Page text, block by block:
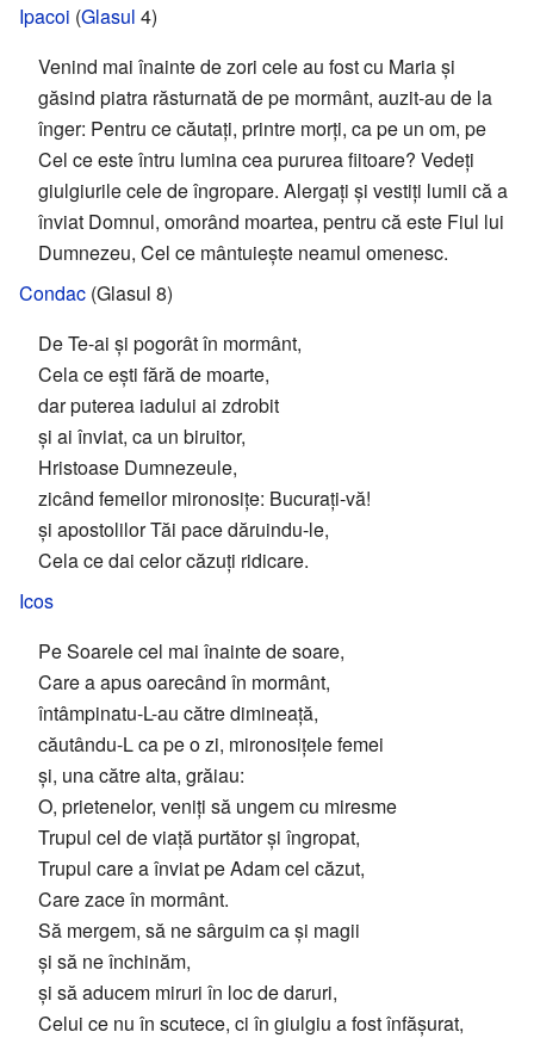
Ipacoi (Glasul 4)
Venind mai înainte de zori cele au fost cu Maria și
găsind piatra răsturnată de pe mormânt, auzit-au de la
înger: Pentru ce căutați, printre morți, ca pe un om, pe
Cel ce este întru lumina cea pururea fiitoare? Vedeți
giulgiurile cele de îngropare. Alergați și vestiți lumii că a
înviat Domnul, omorând moartea, pentru că este Fiul lui
Dumnezeu, Cel ce mântuiește neamul omenesc.
Condac (Glasul 8)
De Te-ai și pogorât în mormânt,
Cela ce ești fără de moarte,
dar puterea iadului ai zdrobit
și ai înviat, ca un biruitor,
Hristoase Dumnezeule,
zicând femeilor mironosițe: Bucurați-vă!
și apostolilor Tăi pace dăruindu-le,
Cela ce dai celor căzuți ridicare.
Icos
Pe Soarele cel mai înainte de soare,
Care a apus oarecând în mormânt,
întâmpinatu-L-au către dimineață,
căutându-L ca pe o zi, mironosițele femei
și, una către alta, grăiau:
O, prietenelor, veniți să ungem cu miresme
Trupul cel de viață purtător și îngropat,
Trupul care a înviat pe Adam cel căzut,
Care zace în mormânt.
Să mergem, să ne sârguim ca și magii
și să ne închinăm,
și să aducem miruri în loc de daruri,
Celui ce nu în scutece, ci în giulgiu a fost înfășurat,